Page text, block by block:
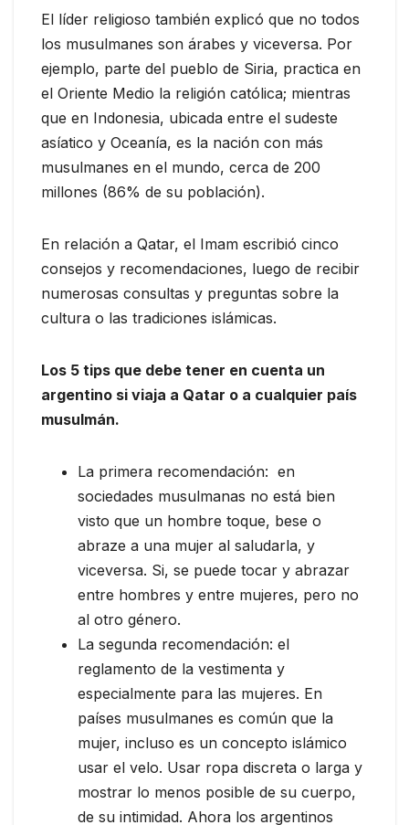
El líder religioso también explicó que no todos
los musulmanes son árabes y viceversa. Por
ejemplo, parte del pueblo de Siria, practica en
el Oriente Medio la religión católica; mientras
que en Indonesia, ubicada entre el sudeste
asíatico y Oceanía, es la nación con más
musulmanes en el mundo, cerca de 200
millones (86% de su población).
En relación a Qatar, el Imam escribió cinco
consejos y recomendaciones, luego de recibir
numerosas consultas y preguntas sobre la
cultura o las tradiciones islámicas.
Los 5 tips que debe tener en cuenta un
argentino si viaja a Qatar o a cualquier país
musulmán.
La primera recomendación: en
sociedades musulmanas no está bien
visto que un hombre toque, bese o
abraze a una mujer al saludarla, y
viceversa. Si, se puede tocar y abrazar
entre hombres y entre mujeres, pero no
al otro género.
La segunda recomendación: el
reglamento de la vestimenta y
especialmente para las mujeres. En
países musulmanes es común que la
mujer, incluso es un concepto islámico
usar el velo. Usar ropa discreta o larga y
mostrar lo menos posible de su cuerpo,
de su intimidad. Ahora los argentinos